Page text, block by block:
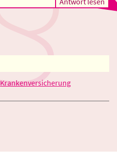
Krankenversicherung